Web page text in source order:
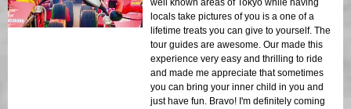
well known areas of Tokyo while having
locals take pictures of you is a one of a
lifetime treats you can give to yourself. The
tour guides are awesome. Our made this
experience very easy and thrilling to ride
and made me appreciate that sometimes
you can bring your inner child in you and
just have fun. Bravo! I'm definitely coming